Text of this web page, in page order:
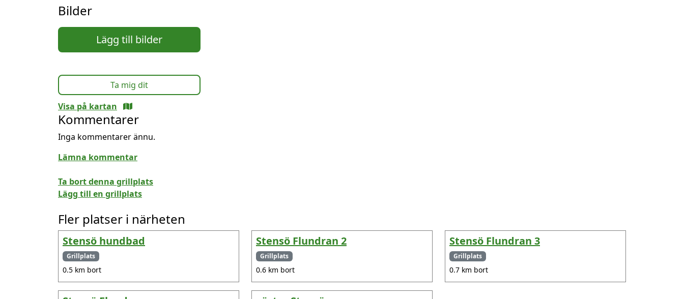
Bilder
Lägg till bilder
Ta mig dit
Visa på kartan
Kommentarer
Inga kommentarer ännu.
Lämna kommentar
Ta bort denna grillplats
Lägg till en grillplats
Fler platser i närheten
Stensö hundbad
Grillplats
0.5 km bort
Stensö Flundran 2
Grillplats
0.6 km bort
Stensö Flundran 3
Grillplats
0.7 km bort